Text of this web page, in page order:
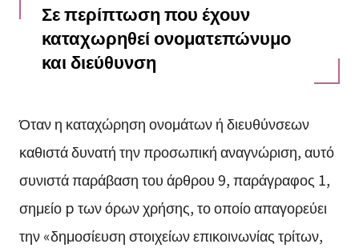
Σε περίπτωση που έχουν
καταχωρηθεί ονοματεπώνυμο
και διεύθυνση
Όταν η καταχώρηση ονομάτων ή διευθύνσεων
καθιστά δυνατή την προσωπική αναγνώριση, αυτό
συνιστά παράβαση του άρθρου 9, παράγραφος 1,
σημείο p των όρων χρήσης, το οποίο απαγορεύει
την «δημοσίευση στοιχείων επικοινωνίας τρίτων,